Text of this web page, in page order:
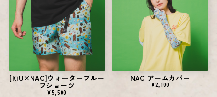
[KiU×NAC]ウォータープルー
フショーツ
¥5,500
NAC アームカバー
¥2,100